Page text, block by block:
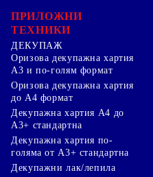
ПРИЛОЖНИ
ТЕХНИКИ
ДЕКУПАЖ
Оризова декупажна хартия
А3 и по-голям формат
Оризова декупажна хартия
до А4 формат
Декупажна хартия А4 до
А3+ стандартна
Декупажна хартия по-
голяма от А3+ стандартна
Декупажни лак/лепила